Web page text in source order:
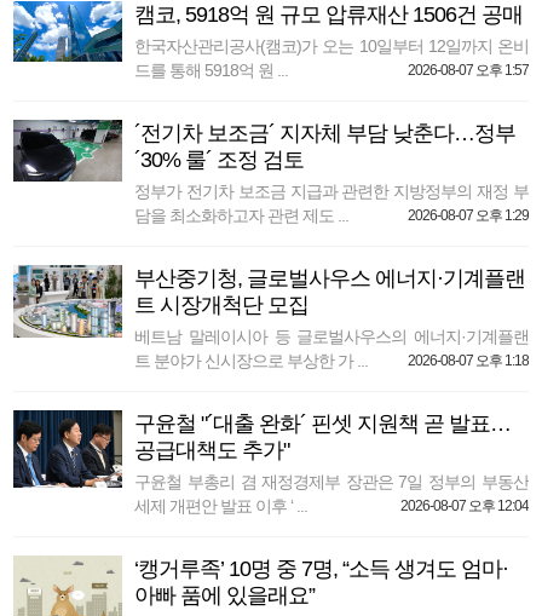
캠코, 5918억 원 규모 압류재산 1506건 공매
한국자산관리공사(캠코)가 오는 10일부터 12일까지 온비
드를 통해 5918억 원 ...
2026-08-07 오후 1:57
´전기차 보조금´ 지자체 부담 낮춘다…정부
´30% 룰´ 조정 검토
정부가 전기차 보조금 지급과 관련한 지방정부의 재정 부
담을 최소화하고자 관련 제도 ...
2026-08-07 오후 1:29
부산중기청, 글로벌사우스 에너지·기계플랜
트 시장개척단 모집
베트남 말레이시아 등 글로벌사우스의 에너지·기계플랜
트 분야가 신시장으로 부상한 가 ...
2026-08-07 오후 1:18
구윤철 "´대출 완화´ 핀셋 지원책 곧 발표…
공급대책도 추가"
구윤철 부총리 겸 재정경제부 장관은 7일 정부의 부동산
세제 개편안 발표 이후 ‘ ...
2026-08-07 오후 12:04
‘캥거루족’ 10명 중 7명, “소득 생겨도 엄마·
아빠 품에 있을래요”